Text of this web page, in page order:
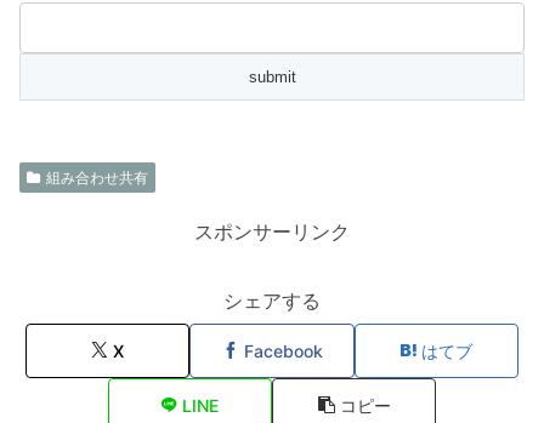
組み合わせ共有
スポンサーリンク
シェアする
X Facebook はてブ
LINE コピー